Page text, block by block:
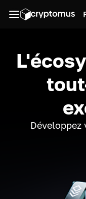
Développez